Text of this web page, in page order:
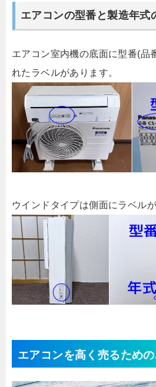
エアコンの型番と製造年式
エアコン室内機の底面に型番(品
れたラベルがあります。
ウインドタイプは側面にラベルが
エアコンを高く売るため